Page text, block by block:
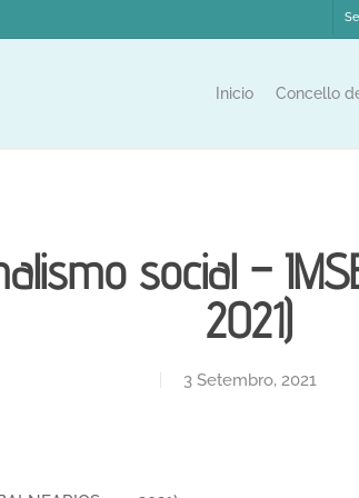
Inicio Concello
social –
2021)
3 Setembro, 2021